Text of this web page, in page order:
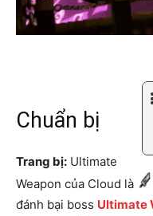
Chuẩn bị
Trang bị: Ultimate
Weapon của Cloud là
đánh bại boss Ultimate